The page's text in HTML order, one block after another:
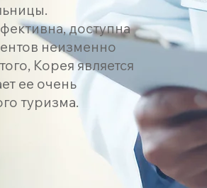
доступна
неизменно
Корея является
ее очень
туризма.